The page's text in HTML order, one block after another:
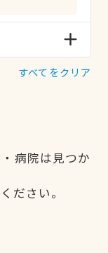
すべてをクリア
病院は見つか
ださい。